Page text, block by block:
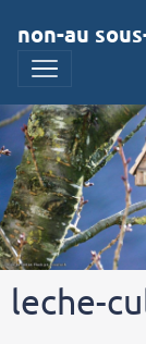
non-au
leche-